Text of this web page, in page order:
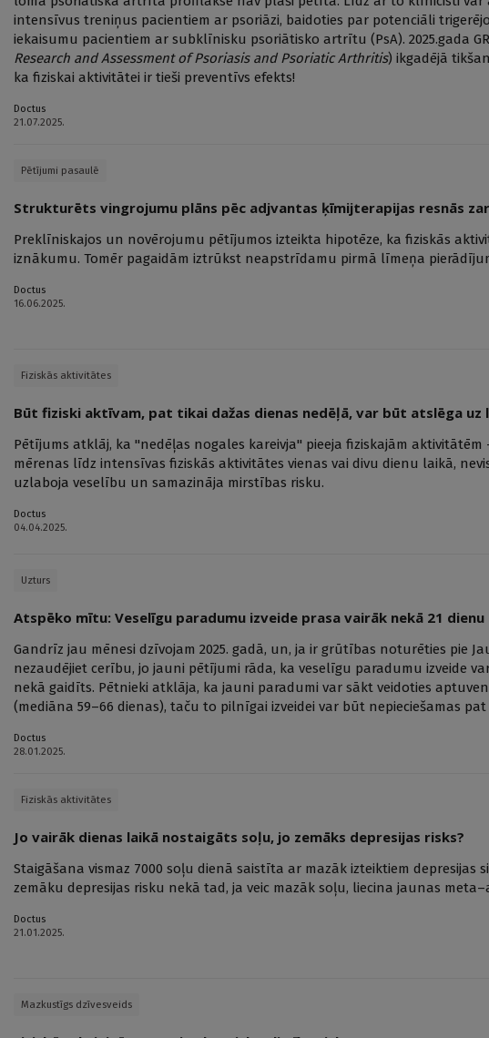
intensīvus treniņus pacientiem ar psoriāzi, baidoties par potenciāli
iekaisumu pacientiem ar subklīnisku psoriātisko artrītu (PsA). 2025.gada
Research and Assessment of Psoriasis and Psoriatic Arthritis) ikgadējā
ka fiziskai aktivitātei ir tieši preventīvs efekts!
Doctus
21.07.2025.
Pētījumi pasaulē
Strukturēts vingrojumu plāns pēc adjvantas ķīmijterapijas resnās
Preklīniskajos un novērojumu pētījumos izteikta hipotēze, ka fiziskās
iznākumu. Tomēr pagaidām iztrūkst neapstrīdamu pirmā līmeņa
Doctus
16.06.2025.
Fiziskās aktivitātes
Būt fiziski aktīvam, pat tikai dažas dienas nedēļā, var būt atslēga uz
Pētījums atklāj, ka "nedēļas nogales kareivja" pieeja fiziskajām aktivitātēm
mērenas līdz intensīvas fiziskās aktivitātes vienas vai divu dienu laikā,
uzlaboja veselību un samazināja mirstības risku.
Doctus
04.04.2025.
Uzturs
Atspēko mītu: Veselīgu paradumu izveide prasa vairāk nekā 21 dienu
Gandrīz jau mēnesi dzīvojam 2025. gadā, un, ja ir grūtības noturēties pie
nezaudējiet cerību, jo jauni pētījumi rāda, ka veselīgu paradumu izveide
nekā gaidīts. Pētnieki atklāja, ka jauni paradumi var sākt veidoties
(mediāna 59–66 dienas), taču to pilnīgai izveidei var būt nepieciešamas pat
Doctus
28.01.2025.
Fiziskās aktivitātes
Jo vairāk dienas laikā nostaigāts soļu, jo zemāks depresijas risks?
Staigāšana vismaz 7000 soļu dienā saistīta ar mazāk izteiktiem depresijas
zemāku depresijas risku nekā tad, ja veic mazāk soļu, liecina jaunas
Doctus
21.01.2025.
Mazkustīgs dzīvesveids